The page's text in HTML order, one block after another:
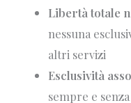
Libertà totale
nessuna
altri servizi
Esclusività
sempre e